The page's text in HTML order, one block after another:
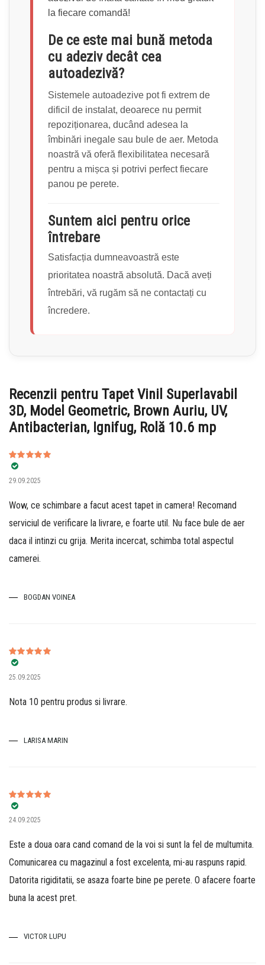
la fiecare comandă!
De ce este mai bună metoda
cu adeziv decât cea
autoadezivă?
Sistemele autoadezive pot fi extrem de
dificil de instalat, deoarece nu permit
repoziționarea, ducând adesea la
îmbinări inegale sau bule de aer. Metoda
noastră vă oferă flexibilitatea necesară
pentru a mișca și potrivi perfect fiecare
panou pe perete.
Suntem aici pentru orice
întrebare
Satisfacția dumneavoastră este
prioritatea noastră absolută. Dacă aveți
întrebări, vă rugăm să ne contactați cu
încredere.
Recenzii pentru Tapet Vinil Superlavabil
3D, Model Geometric, Brown Auriu, UV,
Antibacterian, Ignifug, Rolă 10.6 mp
Evaluat la
din 5
29.09.2025
Wow, ce schimbare a facut acest tapet in camera! Recomand
serviciul de verificare la livrare, e foarte util. Nu face bule de aer
daca il intinzi cu grija. Merita incercat, schimba total aspectul
camerei.
BOGDAN VOINEA
Evaluat la
din 5
25.09.2025
Nota 10 pentru produs si livrare.
LARISA MARIN
Evaluat la
din 5
24.09.2025
Este a doua oara cand comand de la voi si sunt la fel de multumita.
Comunicarea cu magazinul a fost excelenta, mi-au raspuns rapid.
Datorita rigiditatii, se asaza foarte bine pe perete. O afacere foarte
buna la acest pret.
VICTOR LUPU